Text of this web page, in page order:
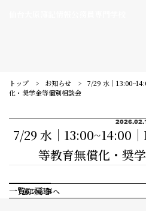
トップ お知らせ
7/29 水｜
化・奨学金等個別相談会
7/29 水｜13:00~14:00
等教育無償化・奨
前の記事へ
一覧に戻る